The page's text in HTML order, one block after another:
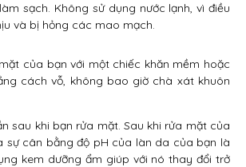
sạch. Không sử dụng nước lạnh, vì điều
và bị hỏng các mao mạch.
của bạn với một chiếc khăn mềm hoặc
cách vỗ, không bao giờ chà xát khuôn
sau khi bạn rửa mặt. Sau khi rửa mặt của
sự cân bằng độ pH của làn da của bạn là
kem dưỡng ẩm giúp với nó thay đổi trở